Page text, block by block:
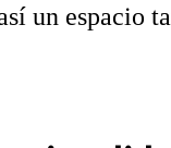
un espacio